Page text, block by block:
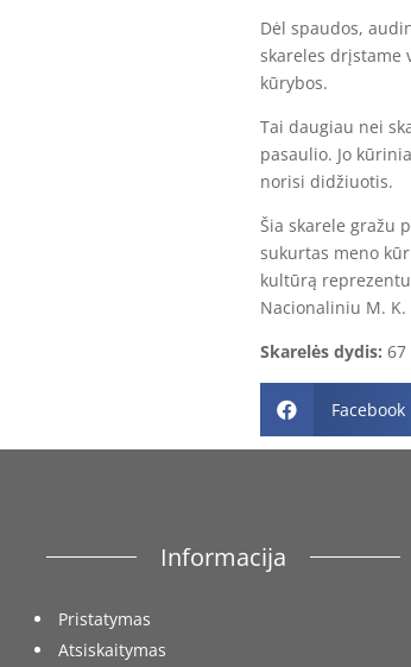
Dėl spaudos,
skareles drįstame
kūrybos.
Tai daugiau nei
pasaulio. Jo
norisi didžiuotis.
Šia skarele gražu
sukurtas meno
kultūrą
Nacionaliniu M.
Skarelės dydis: 67
 Facebook
Informacija
Pristatymas
Atsiskaitymas